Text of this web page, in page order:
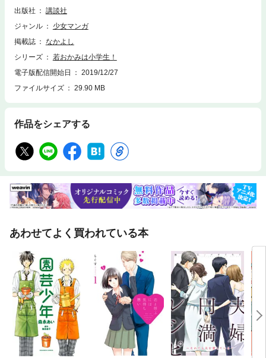
出版社
講談社
ジャンル
少女マンガ
掲載誌
なかよし
シリーズ
若おかみは小学生！
電子版配信開始日
2019/12/27
ファイルサイズ
29.90 MB
作品をシェアする
あわせてよく買われている本